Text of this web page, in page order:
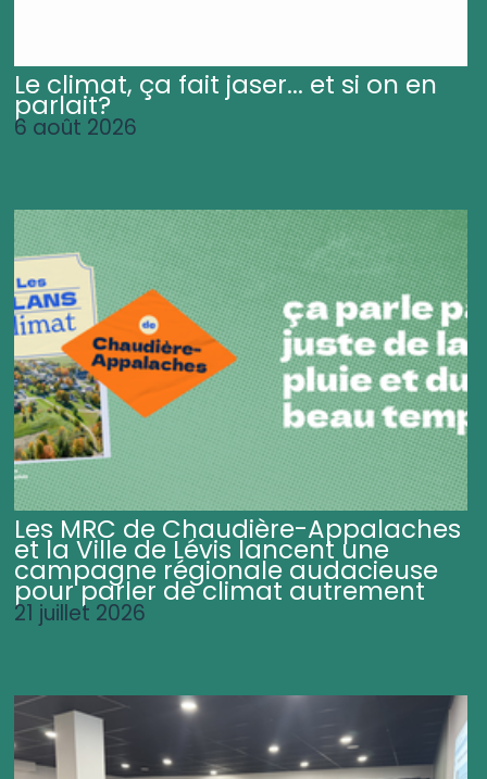
Le climat, ça fait jaser... et si on en
parlait?
6 août 2026
Les MRC de Chaudière-Appalaches
et la Ville de Lévis lancent une
campagne régionale audacieuse
pour parler de climat autrement
21 juillet 2026